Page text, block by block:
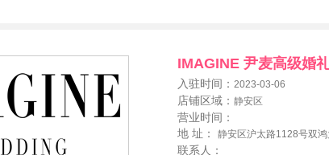
IMAGINE 尹麦高级婚
入驻时间： 2023-03-06
店铺区域： 静安区
营业时间：
地 址： 静安区沪太路1128号双
联系人：